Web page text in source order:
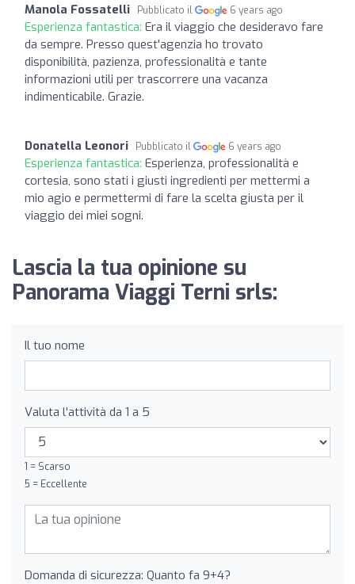
Manola Fossatelli Pubblicato il 6 years ago
Esperienza fantastica: Era il viaggio che desideravo fare
da sempre. Presso quest'agenzia ho trovato
disponibilità, pazienza, professionalità e tante
informazioni utili per trascorrere una vacanza
indimenticabile. Grazie.
Donatella Leonori Pubblicato il 6 years ago
Esperienza fantastica: Esperienza, professionalità e
cortesia, sono stati i giusti ingredienti per mettermi a
mio agio e permettermi di fare la scelta giusta per il
viaggio dei miei sogni.
Lascia la tua opinione su
Panorama Viaggi Terni srls:
Il tuo nome
Valuta l'attività da 1 a 5
1 = Scarso
5 = Eccellente
Domanda di sicurezza: Quanto fa 9+4?